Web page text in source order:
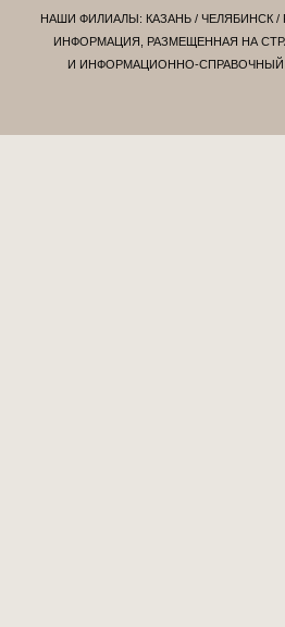
НАШИ ФИЛИАЛЫ: КАЗАНЬ/ ЧЕЛЯБИНСК/
ИНФОРМАЦИЯ, РАЗМЕЩЕННАЯ НА
И ИНФОРМАЦИОННО-СПРАВОЧНЫЙ